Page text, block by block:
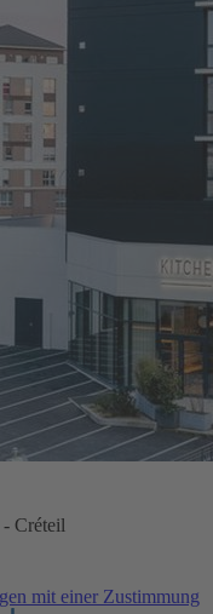
Créteil
mit einer Zustimmung